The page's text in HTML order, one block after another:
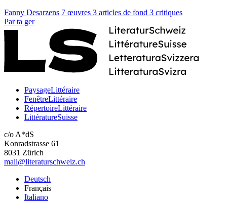
Fanny Desarzens 7 œuvres 3 articles de fond 3 critiques
Par ta ger
PaysageLittéraire
FenêtreLittéraire
RépertoireLittéraire
LittératureSuisse
c/o A*dS
Konradstrasse 61
8031 Zürich
mail@literaturschweiz.ch
Deutsch
Français
Italiano